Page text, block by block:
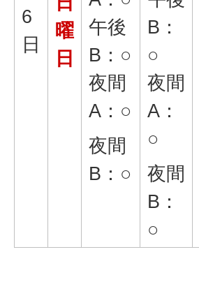
6
日
曜
日
午後
B：○
夜間
A：○
夜間
B：○
B：
○
夜間
A：
○
夜間
B：
○